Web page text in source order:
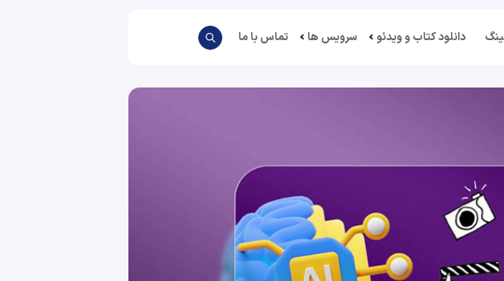
دانلود کتاب و ویدئو سرویس ها تماس با ما